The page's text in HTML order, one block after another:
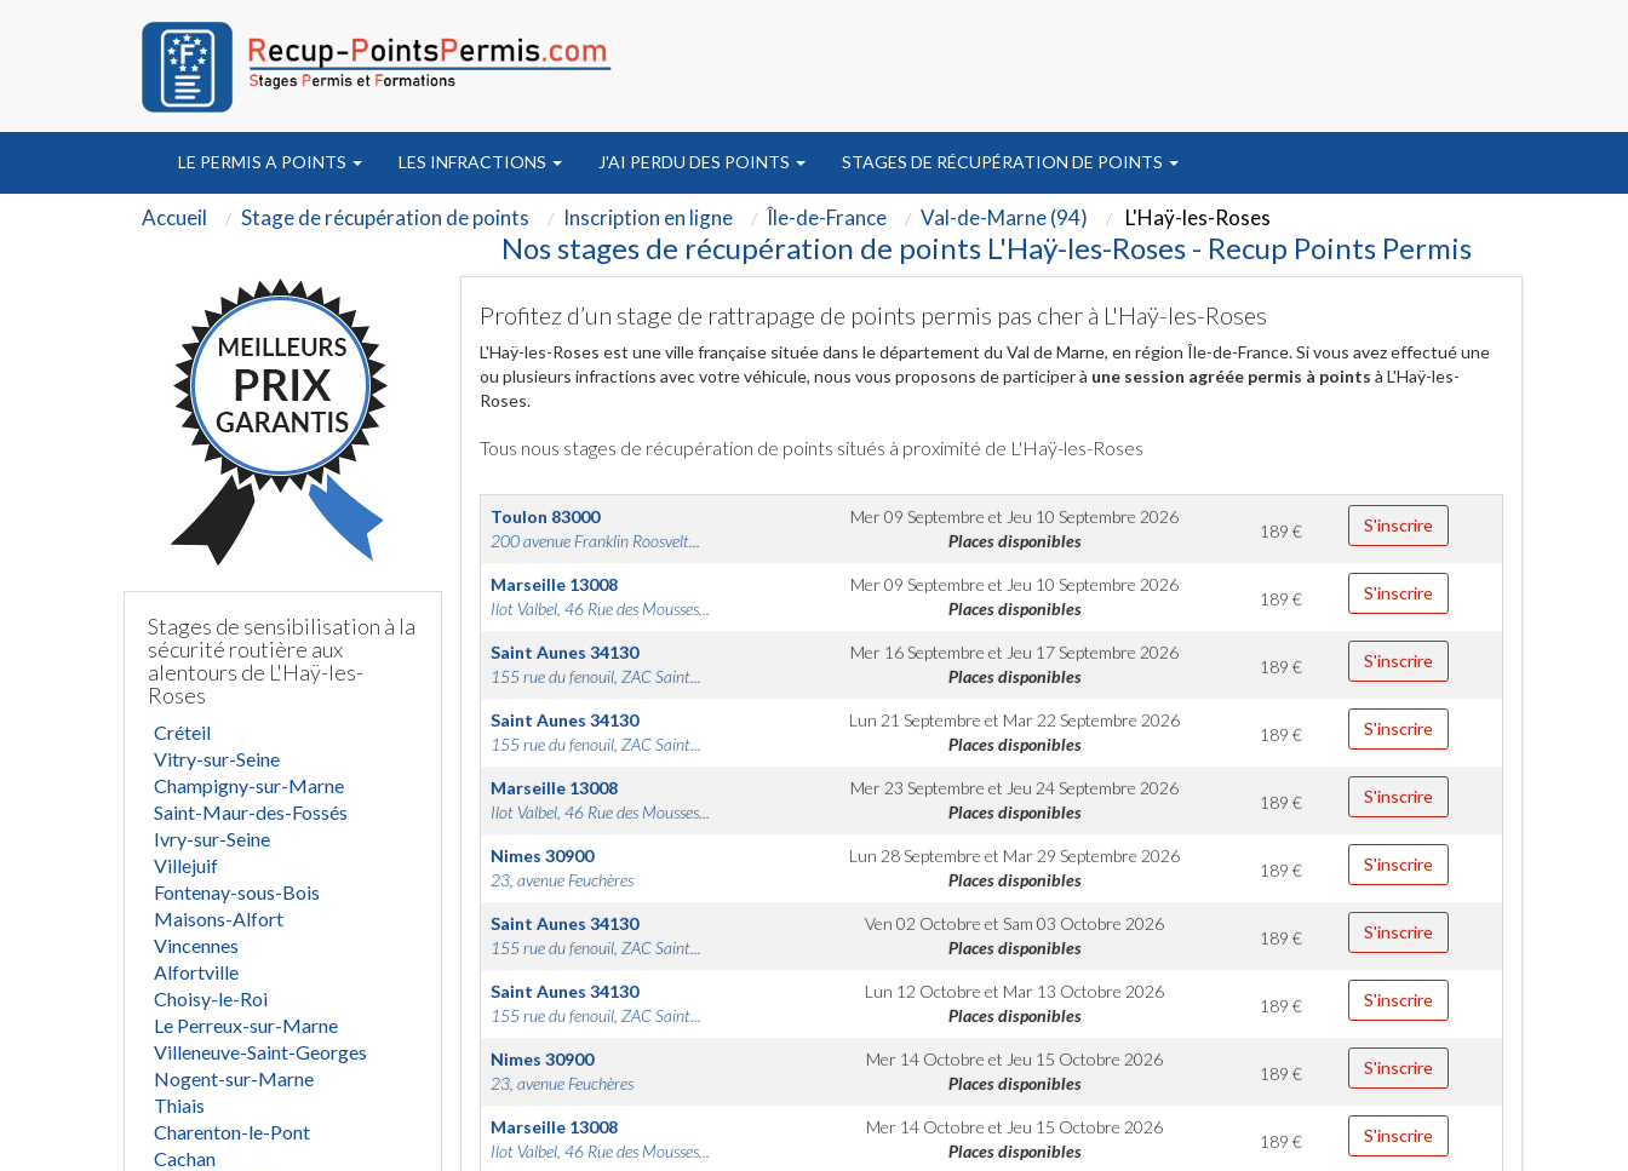
LE PERMIS A POINTS LES INFRACTIONS J'AI PERDU DES POINTS STAGES DE RÉCUPÉRATION DE POINTS
Accueil Stage de récupération de points Inscription en ligne Île-de-France Val-de-Marne (94) L'Haÿ-les-Roses
Nos stages de récupération de points L'Haÿ-les-Roses - Recup Points Permis
Stages de sensibilisation à la
sécurité routière aux
alentours de L'Haÿ-les-
Roses
Créteil
Vitry-sur-Seine
Champigny-sur-Marne
Saint-Maur-des-Fossés
Ivry-sur-Seine
Villejuif
Fontenay-sous-Bois
Maisons-Alfort
Vincennes
Alfortville
Choisy-le-Roi
Le Perreux-sur-Marne
Villeneuve-Saint-Georges
Nogent-sur-Marne
Thiais
Charenton-le-Pont
Cachan
Profitez d’un stage de rattrapage de points permis pas cher à L'Haÿ-les-Roses
L'Haÿ-les-Roses est une ville française située dans le département du Val de Marne, en région Île-de-France. Si vous avez effectué une
ou plusieurs infractions avec votre véhicule, nous vous proposons de participer à une session agréée permis à points à L'Haÿ-les-
Roses.
Tous nous stages de récupération de points situés à proximité de L'Haÿ-les-Roses
Toulon 83000
200 avenue Franklin Roosvelt...
Mer 09 Septembre et Jeu 10 Septembre 2026
Places disponibles
189€ S'inscrire
Marseille 13008
Ilot Valbel, 46 Rue des Mousses...
Mer 09 Septembre et Jeu 10 Septembre 2026
Places disponibles
189€ S'inscrire
Saint Aunes 34130
155 rue du fenouil, ZAC Saint...
Mer 16 Septembre et Jeu 17 Septembre 2026
Places disponibles
189€ S'inscrire
Saint Aunes 34130
155 rue du fenouil, ZAC Saint...
Lun 21 Septembre et Mar 22 Septembre 2026
Places disponibles
189€ S'inscrire
Marseille 13008
Ilot Valbel, 46 Rue des Mousses...
Mer 23 Septembre et Jeu 24 Septembre 2026
Places disponibles
189€ S'inscrire
Nimes 30900
23, avenue Feuchères
Lun 28 Septembre et Mar 29 Septembre 2026
Places disponibles
189€ S'inscrire
Saint Aunes 34130
155 rue du fenouil, ZAC Saint...
Ven 02 Octobre etSam 03 Octobre 2026
Places disponibles
189€ S'inscrire
Saint Aunes 34130
155 rue du fenouil, ZAC Saint...
Lun 12 Octobre et Mar 13 Octobre 2026
Places disponibles
189€ S'inscrire
Nimes 30900
23, avenue Feuchères
Mer 14 Octobre et Jeu 15 Octobre 2026
Places disponibles
189€ S'inscrire
Marseille 13008
Ilot Valbel, 46 Rue des Mousses...
Mer 14 Octobre et Jeu 15 Octobre 2026
Places disponibles
189€ S'inscrire